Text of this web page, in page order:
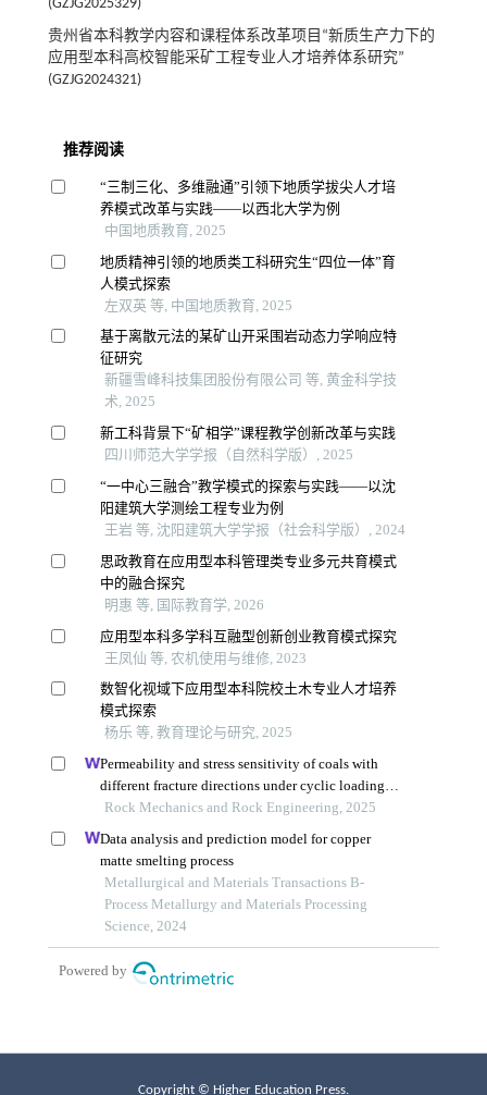
(GZJG2025329)
贵州省本科教学内容和课程体系改革项目“新质生产力下的
应用型本科高校智能采矿工程专业人才培养体系研究”
(GZJG2024321)
Copyright © Higher Education Press.